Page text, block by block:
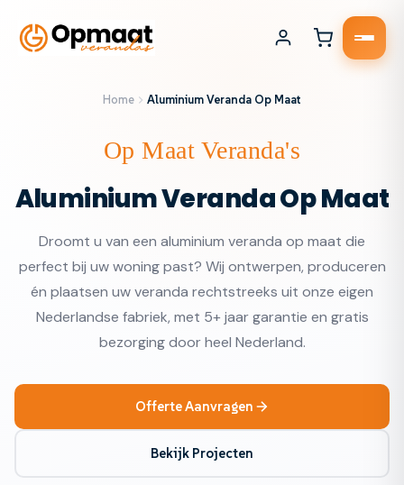
Home Aluminium Veranda Op Maat
Op Maat Veranda's
Aluminium Veranda Op Maat
Droomt u van een aluminium veranda op maat die
perfect bij uw woning past? Wij ontwerpen, produceren
én plaatsen uw veranda rechtstreeks uit onze eigen
Nederlandse fabriek, met 5+ jaar garantie en gratis
bezorging door heel Nederland.
Offerte Aanvragen
Bekijk Projecten